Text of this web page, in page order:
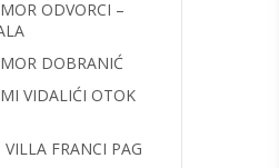
ODVORCI –
DOBRANIĆ
VIDALIĆI OTOK
FRANCI PAG